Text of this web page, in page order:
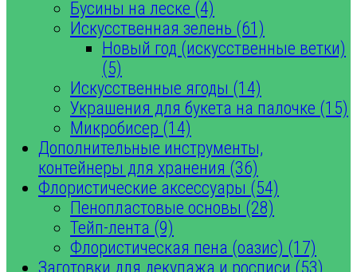
Бусины на леске (4)
Искусственная зелень (61)
Новый год (искусственные ветки)
(5)
Искусственные ягоды (14)
Украшения для букета на палочке (15)
Микробисер (14)
Дополнительные инструменты,
контейнеры для хранения (36)
Флористические аксессуары (54)
Пенопластовые основы (28)
Тейп-лента (9)
Флористическая пена (оазис) (17)
Заготовки для декупажа и росписи (53)